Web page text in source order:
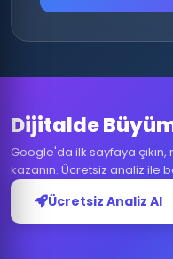
Dijitalde
Google'da ilk sayfaya
kazanın. Ücretsiz analiz ile
Ücretsiz Analiz Al